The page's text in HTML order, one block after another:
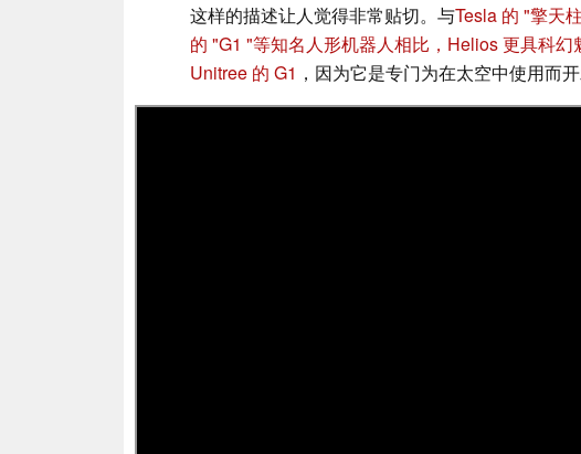
这样的描述让人觉得非常贴切。与Tesla 的 "擎天
的 "G1 "等知名人形机器人相比，Helios 更具科幻
Unitree 的 G1 ，因为它是专门为在太空中使用而开